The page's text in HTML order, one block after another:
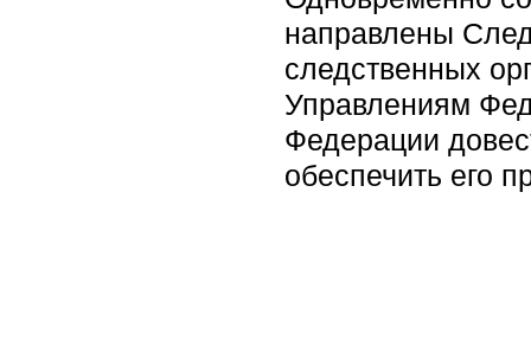
направлены
следственных
Управлениям
Федерации
обеспечить его